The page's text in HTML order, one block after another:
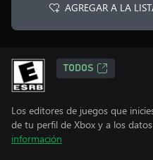
AGREGAR A LA
TODOS
Los editores de juegos que
de tu perfil de Xbox y a los
información